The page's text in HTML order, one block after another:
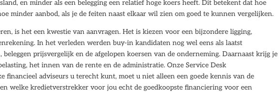
en minder als een belegging een relatief hoge koers heeft. Dit betekent dat hoe
minder aanbod, als je de feiten naast elkaar wil zien om goed te kunnen vergelijken.
is het een kwestie van aanvragen. Het is kiezen voor een bijzondere ligging,
In het verleden werden buy-in kandidaten nog wel eens als laatst
beleggen prijsvergelijk en de afgelopen koersen van de onderneming. Daarnaast krijg je
het innen van de rente en de administratie. Onze Service Desk
financieel adviseurs u terecht kunt, moet u niet alleen een goede kennis van de
welke kredietverstrekker voor jou echt de goedkoopste financiering voor een